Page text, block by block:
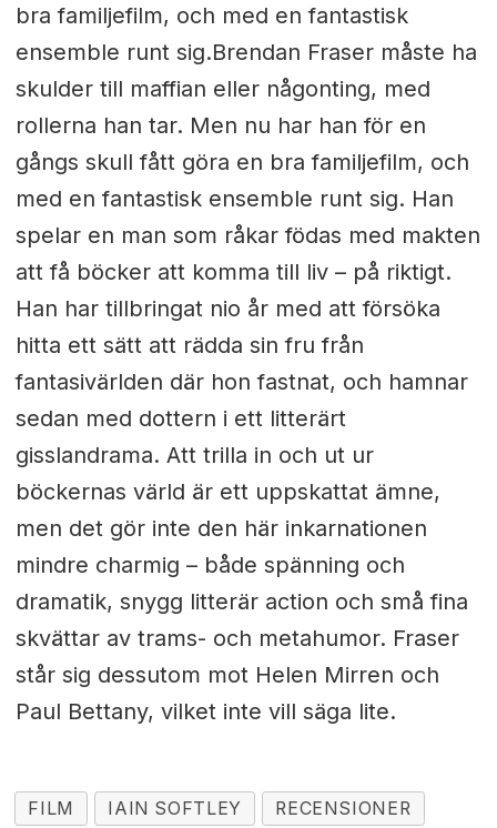
bra familjefilm, och med en fantastisk
ensemble runt sig.Brendan Fraser måste ha
skulder till maffian eller någonting, med
rollerna han tar. Men nu har han för en
gångs skull fått göra en bra familjefilm, och
med en fantastisk ensemble runt sig. Han
spelar en man som råkar födas med makten
att få böcker att komma till liv – på riktigt.
Han har tillbringat nio år med att försöka
hitta ett sätt att rädda sin fru från
fantasivärlden där hon fastnat, och hamnar
sedan med dottern i ett litterärt
gisslandrama. Att trilla in och ut ur
böckernas värld är ett uppskattat ämne,
men det gör inte den här inkarnationen
mindre charmig – både spänning och
dramatik, snygg litterär action och små fina
skvättar av trams- och metahumor. Fraser
står sig dessutom mot Helen Mirren och
Paul Bettany, vilket inte vill säga lite.
FILM IAIN SOFTLEY
RECENSIONER